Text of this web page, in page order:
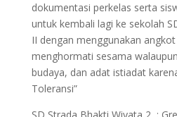
dokumentasi perkelas serta
untuk kembali lagi ke sekolah
II dengan menggunakan
menghormati sesama
budaya, dan adat istiadat
Toleransi”